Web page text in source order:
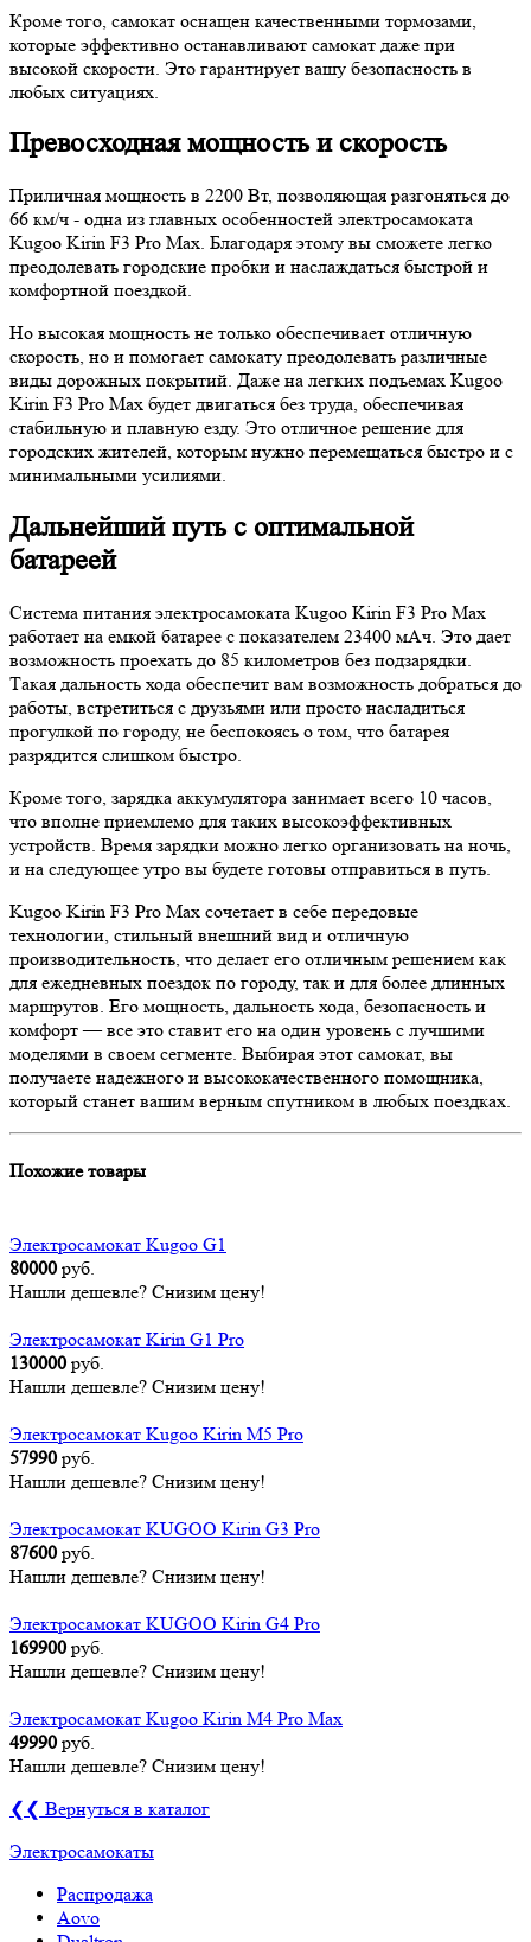
Кроме того, самокат оснащен качественными тормозами,
которые эффективно останавливают самокат даже при
высокой скорости. Это гарантирует вашу безопасность в
любых ситуациях.
Превосходная мощность и скорость
Приличная мощность в 2200 Вт, позволяющая разгоняться до
66 км/ч - одна из главных особенностей электросамоката
Kugoo Kirin F3 Pro Max. Благодаря этому вы сможете легко
преодолевать городские пробки и наслаждаться быстрой и
комфортной поездкой.
Но высокая мощность не только обеспечивает отличную
скорость, но и помогает самокату преодолевать различные
виды дорожных покрытий. Даже на легких подъемах Kugoo
Kirin F3 Pro Max будет двигаться без труда, обеспечивая
стабильную и плавную езду. Это отличное решение для
городских жителей, которым нужно перемещаться быстро и с
минимальными усилиями.
Дальнейший путь с оптимальной
батареей
Система питания электросамоката Kugoo Kirin F3 Pro Max
работает на емкой батарее с показателем 23400 мАч. Это дает
возможность проехать до 85 километров без подзарядки.
Такая дальность хода обеспечит вам возможность добраться до
работы, встретиться с друзьями или просто насладиться
прогулкой по городу, не беспокоясь о том, что батарея
разрядится слишком быстро.
Кроме того, зарядка аккумулятора занимает всего 10 часов,
что вполне приемлемо для таких высокоэффективных
устройств. Время зарядки можно легко организовать на ночь,
и на следующее утро вы будете готовы отправиться в путь.
Kugoo Kirin F3 Pro Max сочетает в себе передовые
технологии, стильный внешний вид и отличную
производительность, что делает его отличным решением как
для ежедневных поездок по городу, так и для более длинных
маршрутов. Его мощность, дальность хода, безопасность и
комфорт — все это ставит его на один уровень с лучшими
моделями в своем сегменте. Выбирая этот самокат, вы
получаете надежного и высококачественного помощника,
который станет вашим верным спутником в любых поездках.
Похожие товары
Электросамокат Kugoo G1
80000 руб.
Нашли дешевле? Снизим цену!
Электросамокат Kirin G1 Pro
130000 руб.
Нашли дешевле? Снизим цену!
Электросамокат Kugoo Kirin M5 Pro
57990 руб.
Нашли дешевле? Снизим цену!
Электросамокат KUGOO Kirin G3 Pro
87600 руб.
Нашли дешевле? Снизим цену!
Электросамокат KUGOO Kirin G4 Pro
169900 руб.
Нашли дешевле? Снизим цену!
Электросамокат Kugoo Kirin M4 Pro Max
49990 руб.
Нашли дешевле? Снизим цену!
❮❮ Вернуться в каталог
Электросамокаты
Распродажа
Aovo